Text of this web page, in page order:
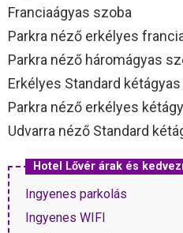
Franciaágyas szoba
Parkra néző erkélyes
Parkra néző háromágyas
Erkélyes Standard
Parkra néző erkélyes
Udvarra néző Standard
Hotel Lővér árak és
Ingyenes parkolás
Ingyenes WIFI